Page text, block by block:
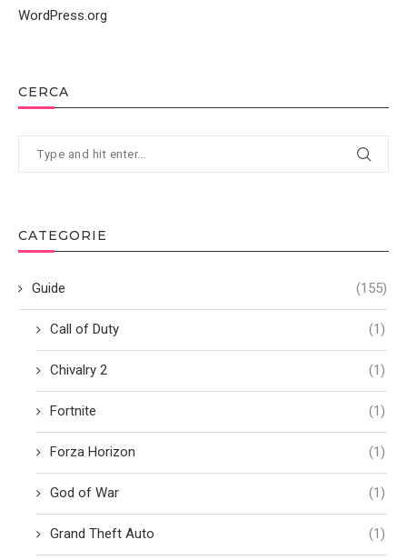
CERCA
CATEGORIE
Guide (155)
Call of Duty (1)
Chivalry 2 (1)
Fortnite (1)
Forza Horizon (1)
God of War (1)
Grand Theft Auto (1)
WordPress.org